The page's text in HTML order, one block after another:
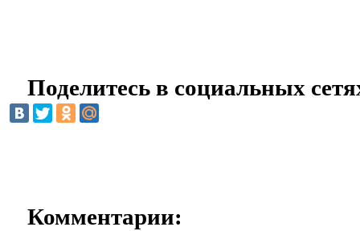
Поделитесь в социальных
Комментарии: